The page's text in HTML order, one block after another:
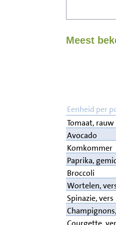
Meest
Eenheid per
Tomaat, rauw
Avocado
Komkommer
Paprika,
Broccoli
Wortelen,
Spinazie, vers